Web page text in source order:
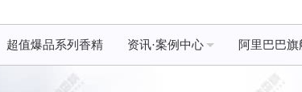
超值爆品系列香精 资讯·案例中心 阿里巴巴旗